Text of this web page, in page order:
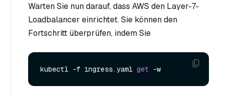
Warten Sie nun darauf, dass AWS den Layer-7-
Loadbalancer einrichtet. Sie können den
Fortschritt überprüfen, indem Sie
kubectl -f ingress.yaml get